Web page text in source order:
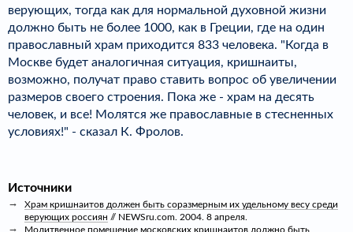
верующих, тогда как для нормальной духовной жизни
должно быть не более 1000, как в Греции, где на один
православный храм приходится 833 человека. "Когда в
Москве будет аналогичная ситуация, кришнаиты,
возможно, получат право ставить вопрос об увеличении
размеров своего строения. Пока же - храм на десять
человек, и все! Молятся же православные в стесненных
условиях!" - сказал К. Фролов.
Источники
Храм кришнаитов должен быть соразмерным их удельному весу среди
верующих россиян // NEWSru.com. 2004. 8 апреля.
Молитвенное помещение московских кришнаитов должно быть